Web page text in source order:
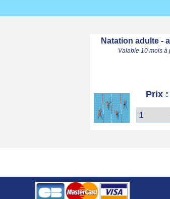
Natation adulte -
Valable 10 mois à
Prix :